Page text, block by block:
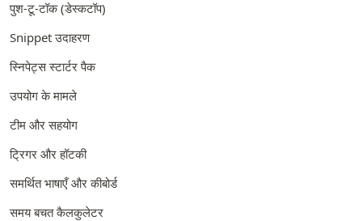
पुश-टू-टॉक (डेस्कटॉप)
Snippet उदाहरण
स्निपेट्स स्टार्टर पैक
उपयोग के मामले
टीम और सहयोग
ट्रिगर और हॉटकी
समर्थित भाषाएँ और कीबोर्ड
समय बचत कैलकुलेटर